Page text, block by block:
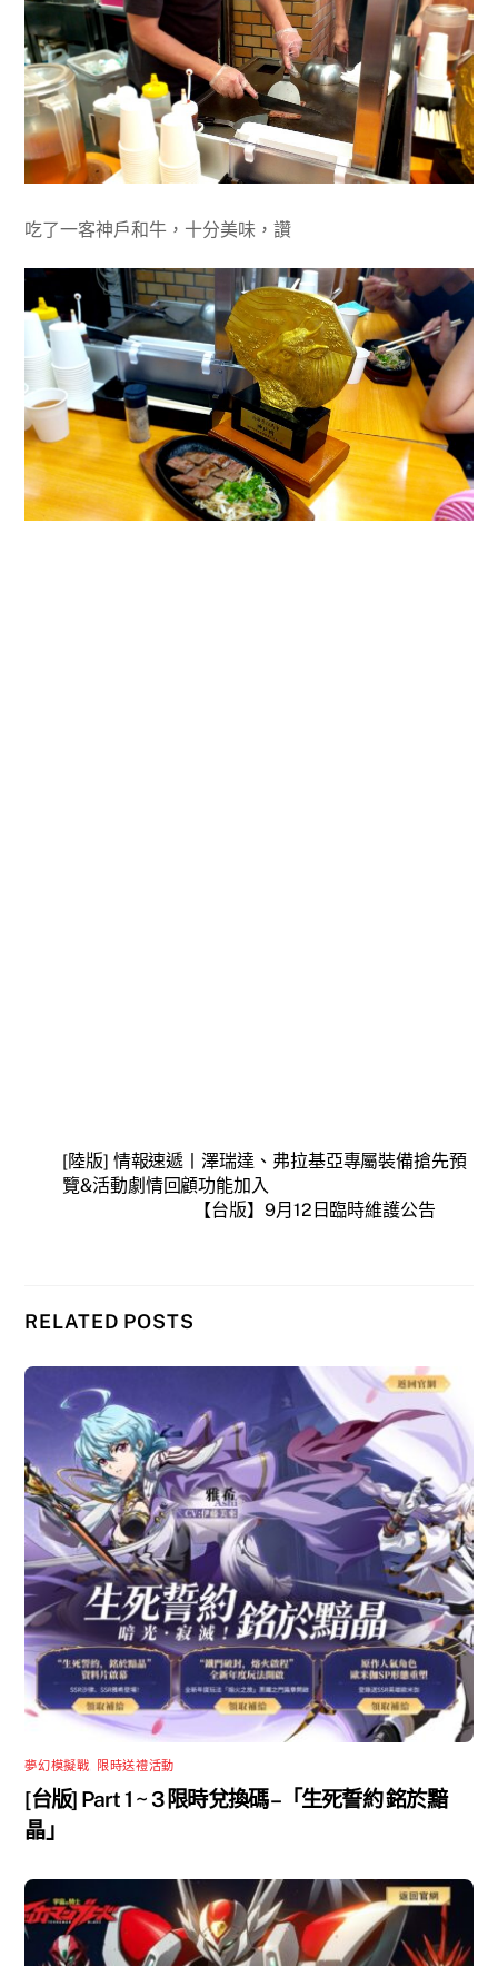
吃了一客神戶和牛，十分美味，讚
[陸版] 情報速遞丨澤瑞達、弗拉基亞專屬裝備搶先預
覽&活動劇情回顧功能加入
【台版】9月12日臨時維護公告
RELATED POSTS
夢幻模擬戰 限時送禮活動
[台版] Part 1 ~ 3 限時兌換碼 –「生死誓約 銘於黯
晶」